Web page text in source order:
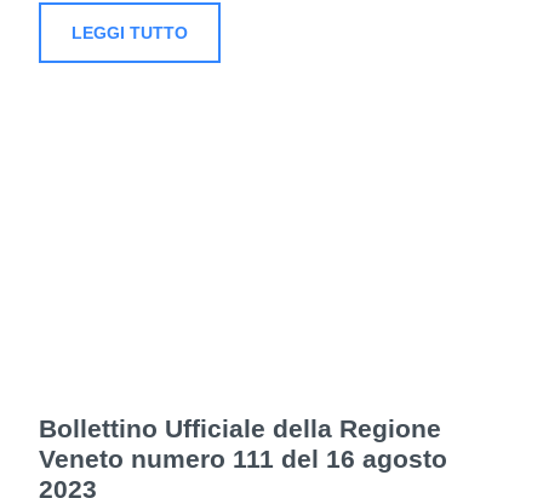
LEGGI TUTTO
Bollettino Ufficiale della Regione
Veneto numero 111 del 16 agosto
2023